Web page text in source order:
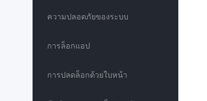
ความปลอดภัยของระบบ
การล็อกแอป
การปลดล็อกด้วยใบหน้า